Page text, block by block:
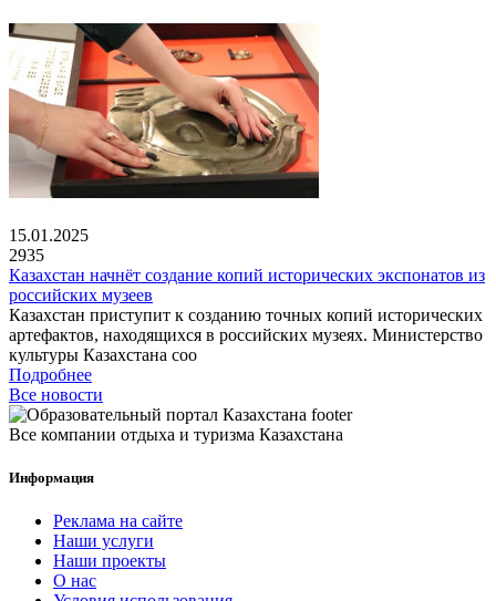
15.01.2025
2935
Казахстан начнёт создание копий исторических экспонатов из
российских музеев
Казахстан приступит к созданию точных копий исторических
артефактов, находящихся в российских музеях. Министерство
культуры Казахстана соо
Подробнее
Все новости
Все компании отдыха и туризма Казахстана
Информация
Реклама на сайте
Наши услуги
Наши проекты
О нас